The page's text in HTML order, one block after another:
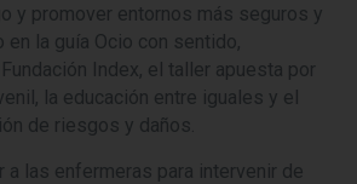
y promover entornos más seguros y
en la guía Ocio con sentido,
Index, el taller apuesta por
la educación entre iguales y el
de riesgos y daños.
a las enfermeras para intervenir de